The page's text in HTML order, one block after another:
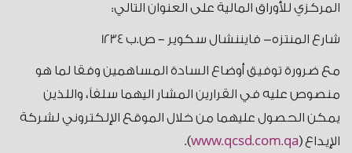
المركزي للأوراق المالية على العنوان التالي:
شارع المنتزه- فايننشال سكوير – ص.ب 1234
مع ضرورة توفيق أوضاع السادة المساهمين وفقا لما هو
منصوص عليه في القرارين المشار اليهما سلفاً، واللذين
يمكن الحصول عليهما من خلال الموقع الإلكتروني لشركة
الإيداع (www.qcsd.com.qa
).